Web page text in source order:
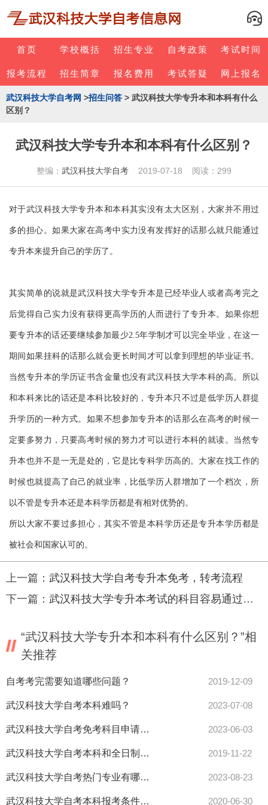
首页 学校概括 招生专业 自考政策 考试时间
报考流程 招生简章 报名费用 考试答疑 网上报名
武汉科技大学自考网 >招生问答 > 武汉科技大学专升本和本科有什么
区别？
武汉科技大学专升本和本科有什么区别？
整编： 武汉科技大学自考 2019-07-18 阅读：299
对于武汉科技大学专升本和本科其实没有太大区别，大家并不用过
多的担心。如果大家在高考中实力没有发挥好的话那么就只能通过
专升本来提升自己的学历了。
其实简单的说就是武汉科技大学专升本是已经毕业人或者高考完之
后觉得自己实力没有获得更高学历的人而进行了专升本。如果你想
要专升本的话还要继续参加最少2.5年学制才可以完全毕业，在这一
期间如果挂科的话那么就会更长时间才可以拿到理想的毕业证书。
当然专升本的学历证书含金量也没有武汉科技大学本科的高。所以
和本科来比的话还是本科比较好的，专升本只不过是低学历人群提
升学历的一种方式。如果不想参加专升本的话那么在高考的时候一
定要多努力，只要高考时候的努力才可以进行本科的就读。当然专
升本也并不是一无是处的，它是比专科学历高的。大家在找工作的
时候也就提高了自己的就业率，比低学历人群增加了一个档次，所
以不管是专升本还是本科学历都是有相对优势的。
所以大家不要过多担心，其实不管是本科学历还是专升本学历都是
被社会和国家认可的。
上一篇： 武汉科技大学自考专升本免考，转考流程
下一篇： 武汉科技大学专升本考试的科目容易通过吗？
“武汉科技大学专升本和本科有什么区别？”相
关推荐
自考考完需要知道哪些问题？ 2019-12-09
武汉科技大学自考本科难吗？ 2023-07-08
武汉科技大学自考免考科目申请条件都有哪些？ 2023-06-03
武汉科技大学自考本科和全日制的区别是什么？ 2019-11-22
武汉科技大学自考热门专业有哪些？ 2023-08-23
武汉科技大学自考本科报考条件是什么？ 2020-06-30